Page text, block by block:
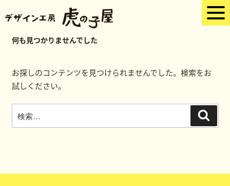
何も見つかりませんでした
お探しのコンテンツを見つけられませんでした。検索をお
試しください。
索:
索